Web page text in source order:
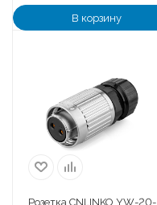
В корзину
Розетка CNLINKO YW-20-